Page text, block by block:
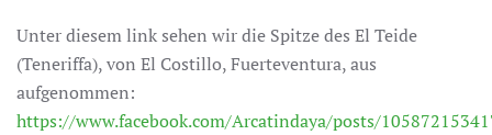
Unter diesem link sehen wir die Spitze des El Teide
(Teneriffa), von El Costillo, Fuerteventura, aus
aufgenommen:
https://www.facebook.com/Arcatindaya/posts/